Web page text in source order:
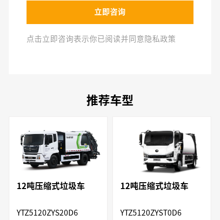
立即咨询
点击立即咨询表示你已阅读并同意隐私政策
推荐车型
12吨压缩式垃圾车
YTZ5120ZYS20D6
12吨压缩式垃圾车
YTZ5120ZYST0D6